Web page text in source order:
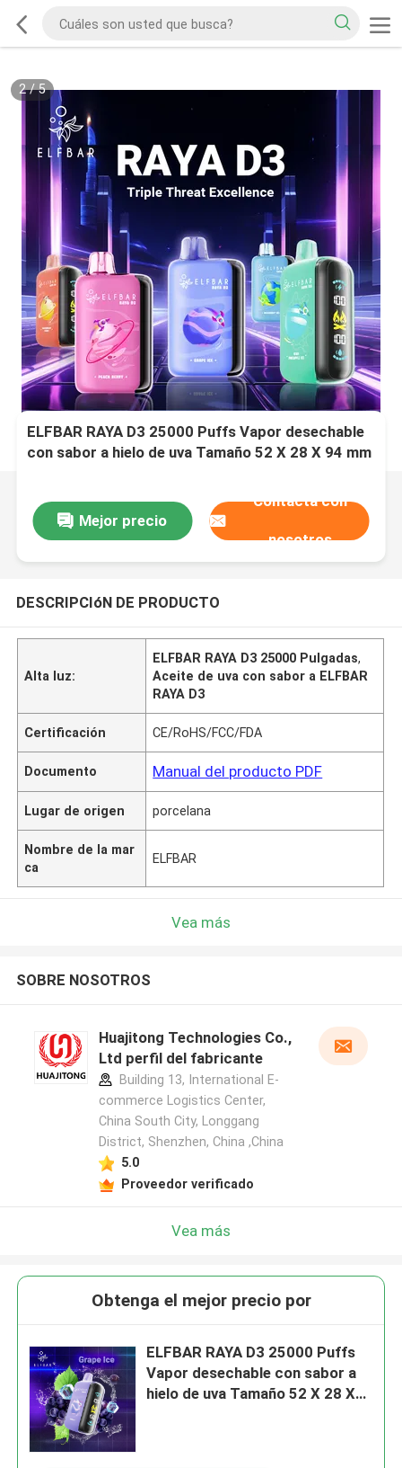
2/5
ELFBAR RAYA D3 25000 Puffs Vapor desechable
con sabor a hielo de uva Tamaño 52 X 28 X 94 mm
Mejor precio
Contacta con
nosotros
DESCRIPCIóN DE PRODUCTO
Alta luz:
ELFBAR RAYA D3 25000 Pulgadas,
Aceite de uva con sabor a ELFBAR
RAYA D3
Certificación CE/RoHS/FCC/FDA
Documento Manual del producto PDF
Lugar de origen porcelana
Nombre de la mar
ca
ELFBAR
Vea más
SOBRE NOSOTROS
Huajitong Technologies Co.,
Ltd perfil del fabricante
Building 13, International E-
commerce Logistics Center,
China South City, Longgang
District, Shenzhen, China ,China
5.0
Proveedor verificado
Vea más
Obtenga el mejor precio por
ELFBAR RAYA D3 25000 Puffs
Vapor desechable con sabor a
hielo de uva Tamaño 52 X 28 X